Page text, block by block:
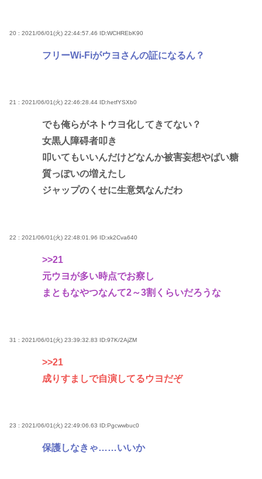
20 : 2021/06/01(火) 22:44:57.46 ID:WCHREbK90
フリーWi-Fiがウヨさんの証になるん？
21 : 2021/06/01(火) 22:46:28.44 ID:hetfYSXb0
でも俺らがネトウヨ化してきてない？
女黒人障碍者叩き
叩いてもいいんだけどなんか被害妄想やばい糖
質っぽいの増えたし
ジャップのくせに生意気なんだわ
22 : 2021/06/01(火) 22:48:01.96 ID:xk2Cva640
>>21
元ウヨが多い時点でお察し
まともなやつなんて2～3割くらいだろうな
31 : 2021/06/01(火) 23:39:32.83 ID:97K/2AjZM
>>21
成りすましで自演してるウヨだぞ
23 : 2021/06/01(火) 22:49:06.63 ID:Pgcwwbuc0
保護しなきゃ……いいか